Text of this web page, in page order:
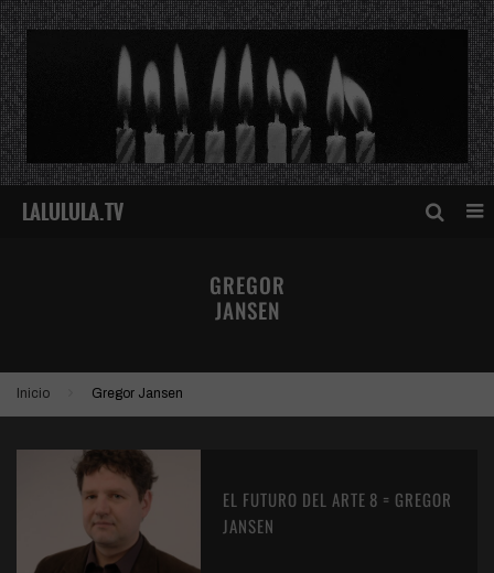
¿QUÉ ES ESTO?
GREGOR
JANSEN
Inicio Gregor Jansen
EL FUTURO DEL ARTE 8 = GREGOR
JANSEN